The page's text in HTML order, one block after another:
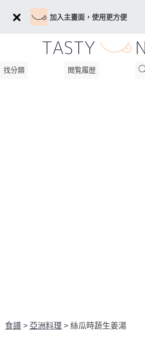
加入主畫面，使用更方便
找分類 閲覧履歴
食譜 > 亞洲料理 > 絲瓜時蔬生姜湯